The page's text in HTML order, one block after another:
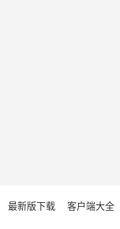
最新版下载 客户端大全